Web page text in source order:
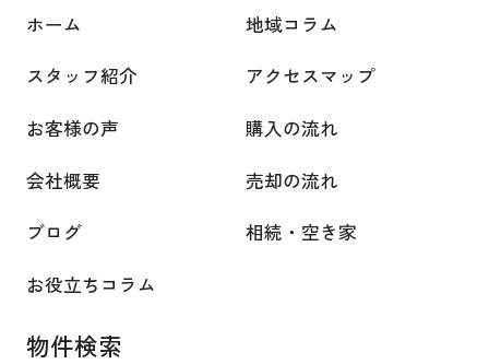
ホーム
地域コラム
スタッフ紹介
アクセスマップ
お客様の声
購入の流れ
会社概要
売却の流れ
ブログ
相続・空き家
お役立ちコラム
物件検索